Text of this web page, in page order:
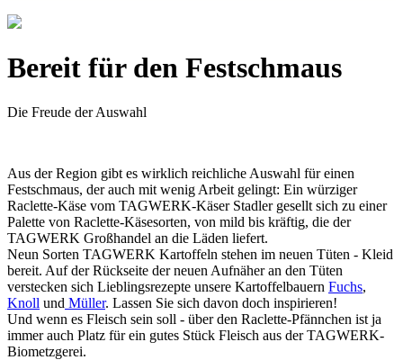
Bereit für den Festschmaus
Die Freude der Auswahl
Aus der Region gibt es wirklich reichliche Auswahl für einen
Festschmaus, der auch mit wenig Arbeit gelingt: Ein würziger
Raclette-Käse vom TAGWERK-Käser Stadler gesellt sich zu einer
Palette von Raclette-Käsesorten, von mild bis kräftig, die der
TAGWERK Großhandel an die Läden liefert.
Neun Sorten TAGWERK Kartoffeln stehen im neuen Tüten - Kleid
bereit. Auf der Rückseite der neuen Aufnäher an den Tüten
verstecken sich Lieblingsrezepte unsere Kartoffelbauern Fuchs,
Knoll und Müller. Lassen Sie sich davon doch inspirieren!
Und wenn es Fleisch sein soll - über den Raclette-Pfännchen ist ja
immer auch Platz für ein gutes Stück Fleisch aus der TAGWERK-
Biometzgerei.